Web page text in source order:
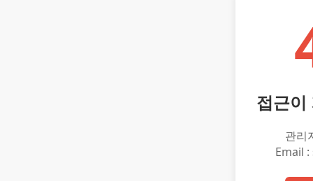
접근이
관리
Email